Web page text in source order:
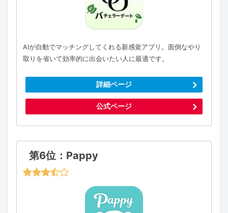
AIが自動でマッチングしてくれる新感覚アプリ。面倒なやり
取りを省いて効率的に出会いたい人に最適です。
詳細ページ
公式ページ
第6位：Pappy